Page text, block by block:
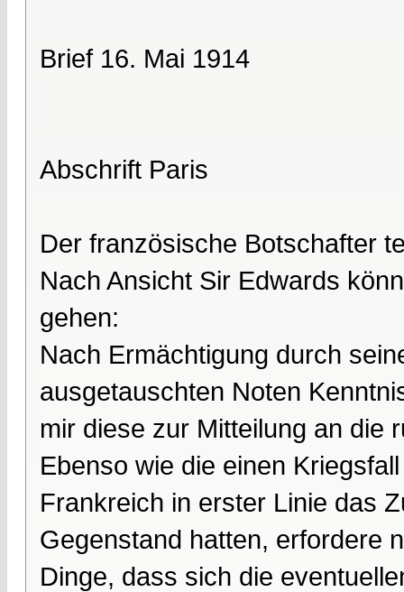
Brief 16. Mai 1914
Abschrift Paris
Der französische Botschafter
Nach Ansicht Sir Edwards
gehen:
Nach Ermächtigung durch
ausgetauschten Noten
mir diese zur Mitteilung an die
Ebenso wie die einen
Frankreich in erster Linie das
Gegenstand hatten, erfordere
Dinge, dass sich die